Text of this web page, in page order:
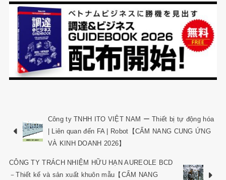
Công ty TNHH ITO VIỆT NAM ー Thiết bị tự động hóa
| Liên quan đến FA | Robot【CẨM NANG CUNG ỨNG
VÀ KINH DOANH 2026】
CÔNG TY TRÁCH NHIỆM HỮU HẠN AUREOLE BCD
－Thiết kế và sản xuất khuôn mẫu【CẨM NANG